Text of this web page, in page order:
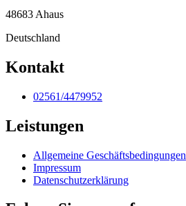
48683 Ahaus
Deutschland
Kontakt
02561/4479952
Leistungen
Allgemeine Geschäftsbedingungen
Impressum
Datenschutzerklärung